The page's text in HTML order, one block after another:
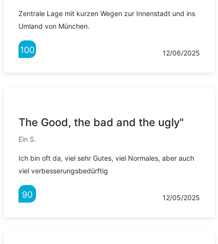
Zentrale Lage mit kurzen Wegen zur Innenstadt und ins
Umland von München.
100 12/06/2025
The Good, the bad and the ugly"
Ein S.
Ich bin oft da, viel sehr Gutes, viel Normales, aber auch
viel verbesserungsbedürftig
90 12/05/2025